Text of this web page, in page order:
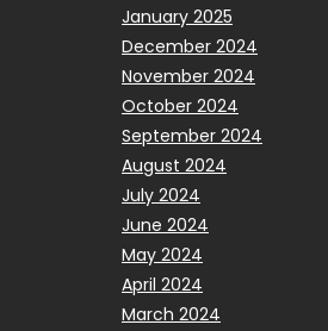
January 2025
December 2024
November 2024
October 2024
September 2024
August 2024
July 2024
June 2024
May 2024
April 2024
March 2024